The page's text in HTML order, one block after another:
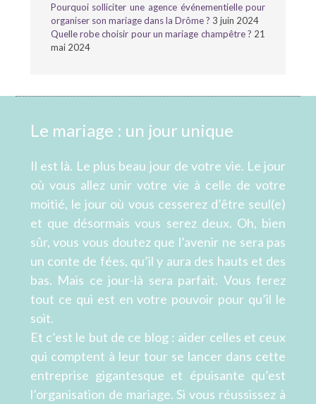
Pourquoi solliciter une agence événementielle pour
organiser son mariage dans la Drôme ? 3 juin 2024
Quelle robe choisir pour un mariage champêtre ? 21
mai 2024
Le mariage : un jour unique
Il est là. Le plus beau jour de votre vie. Le jour
où vous allez unir votre vie à celle de votre
moitié, le jour où vous cesserez d’être seul(e)
et que désormais vous serez deux. Oh, bien
sûr, vous vous doutez que l’avenir ne sera pas
un conte de fées, qu’il y aura des hauts et des
bas. Mais ce jour-là sera parfait. Vous ferez
tout ce qui est en votre pouvoir pour qu’il le
soit.
Et c’est le but de ce blog : aider celles et ceux
qui comptent à leur tour se lancer dans cette
entreprise gigantesque et épuisante qu’est
l’organisation de mariage. Si vous réussissez à